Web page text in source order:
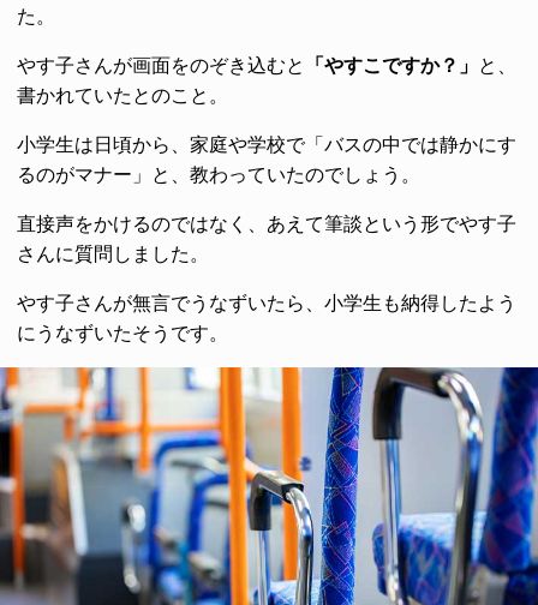
た。
やす子さんが画面をのぞき込むと 「やすこですか？」 と、
書かれていたとのこと。
小学生は日頃から、家庭や学校で「バスの中では静かにす
るのがマナー」と、教わっていたのでしょう。
直接声をかけるのではなく、あえて筆談という形でやす子
さんに質問しました。
やす子さんが無言でうなずいたら、小学生も納得したよう
にうなずいたそうです。